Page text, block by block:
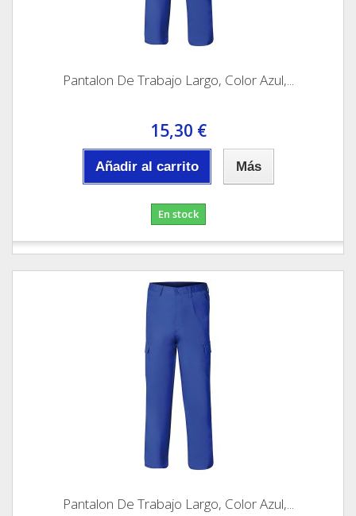
Pantalon De Trabajo Largo, Color Azul,...
15,30 €
Añadir al carrito Más
En stock
Pantalon De Trabajo Largo, Color Azul,...